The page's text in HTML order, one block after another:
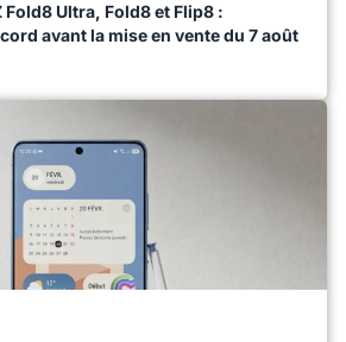
Fold8 Ultra, Fold8 et Flip8 :
avant la mise en vente du 7 août